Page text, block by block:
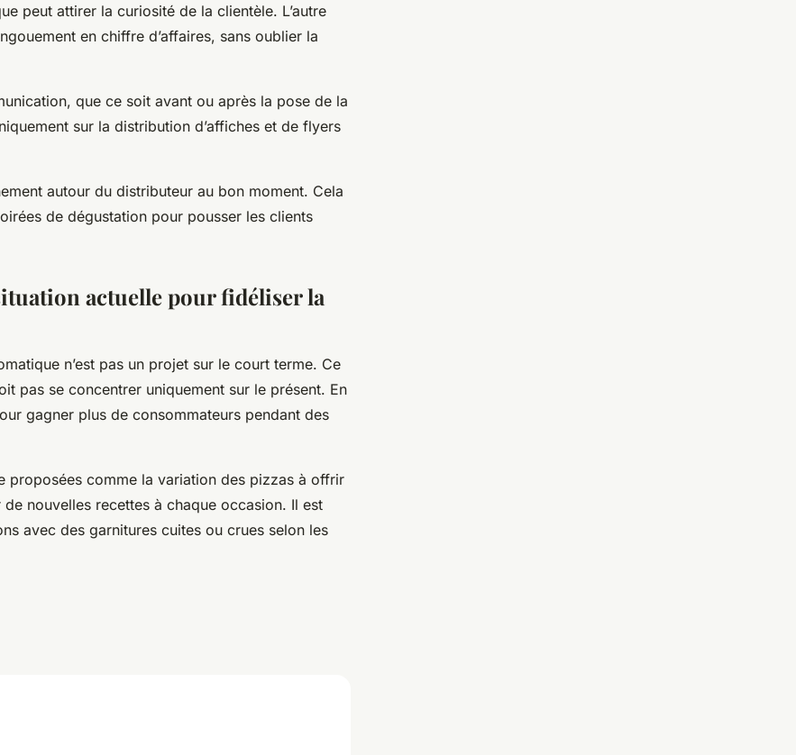
peut attirer la curiosité de la clientèle. L’autre
en chiffre d’affaires, sans oublier la
que ce soit avant ou après la pose de la
sur la distribution d’affiches et de flyers
autour du distributeur au bon moment. Cela
de dégustation pour pousser les clients
actuelle pour fidéliser la
n’est pas un projet sur le court terme. Ce
pas se concentrer uniquement sur le présent. En
gagner plus de consommateurs pendant des
proposées comme la variation des pizzas à offrir
nouvelles recettes à chaque occasion. Il est
avec des garnitures cuites ou crues selon les